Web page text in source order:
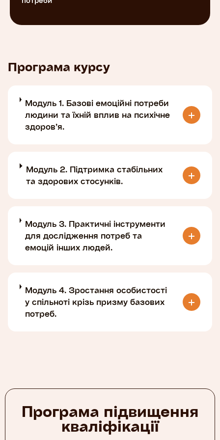
й практичні техніки, які зможуть застосувати
Курс проводиться за підтримки Посольства
уряду США.
Програма курсу
Модуль 1. Базові емоційні потреби
людини та їхній вплив на психічне
здоров’я.
Модуль 2. Підтримка стабільних
та здорових стосунків.
Модуль 3. Практичні інструменти
для дослідження потреб та
емоцій інших людей.
Модуль 4. Зростання особистості
у спільноті крізь призму базових
потреб.
Програма підвищення
кваліфікації